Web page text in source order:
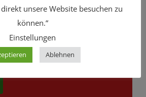
die Reisebedingungen
diese und ich willige
und Verarbeitung
ein.
unsere Website besuchen zu
können.“
Einstellungen
Ablehnen